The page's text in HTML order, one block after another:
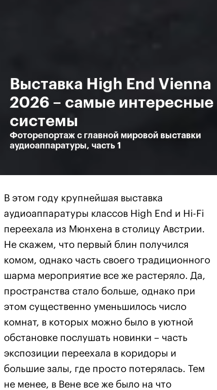
Выставка High End Vienna
2026 – самые интересные
системы
Фоторепортаж с главной мировой выставки
аудиоаппаратуры, часть 1
В этом году крупнейшая выставка
аудиоаппаратуры классов High End и Hi-Fi
переехала из Мюнхена в столицу Австрии.
Не скажем, что первый блин получился
комом, однако часть своего традиционного
шарма мероприятие все же растеряло. Да,
пространства стало больше, однако при
этом существенно уменьшилось число
комнат, в которых можно было в уютной
обстановке послушать новинки – часть
экспозиции переехала в коридоры и
большие залы, где просто потерялась. Тем
не менее, в Вене все же было на что